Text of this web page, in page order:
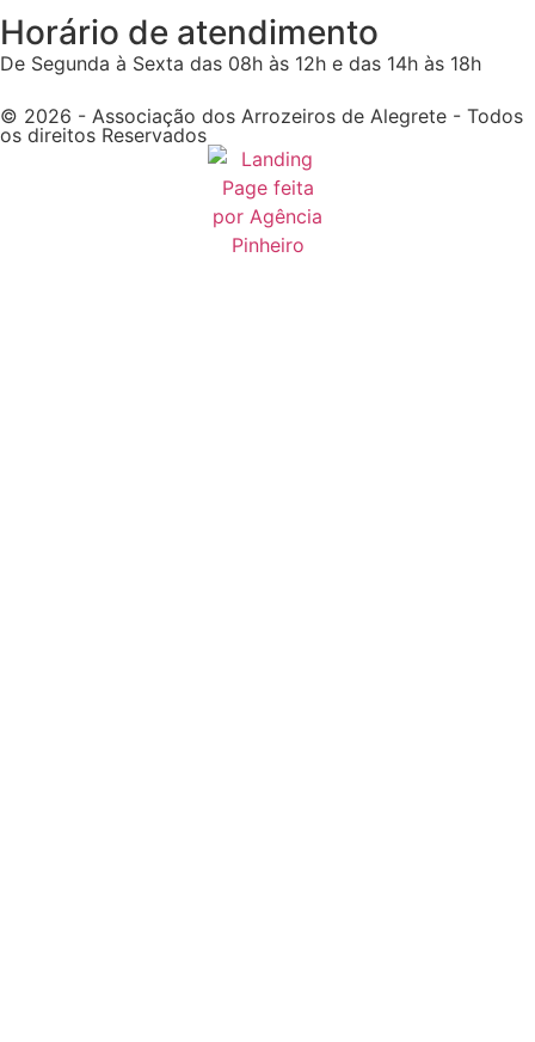
Horário de atendimento
De Segunda à Sexta das 08h às 12h e das 14h às 18h
© 2026 - Associação dos Arrozeiros de Alegrete - Todos
os direitos Reservados